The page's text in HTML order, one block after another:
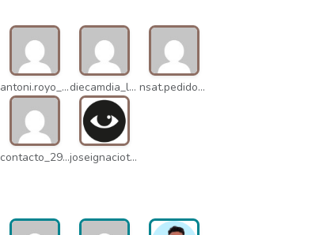
antoni.royo_10023 diecamdia_l27 nsat.pedidos_1235
contacto_2906 joseignaciot_q66